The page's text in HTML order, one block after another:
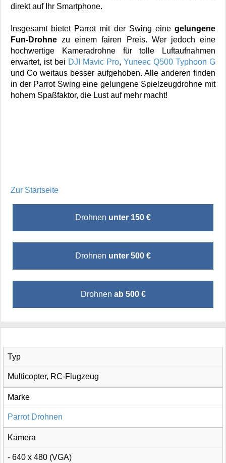
direkt auf Ihr Smartphone.
Insgesamt bietet Parrot mit der Swing eine gelungene
Fun-Drohne zu einem fairen Preis. Wer jedoch eine
hochwertige Kameradrohne für tolle Luftaufnahmen
erwartet, ist bei DJI Mavic Pro, Yuneec Q500 Typhoon G
und Co weitaus besser aufgehoben. Alle anderen finden
in der Parrot Swing eine gelungene Spielzeugdrohne mit
hohem Spaßfaktor, die Lust auf mehr macht!
Zur Startseite
Drohnen unter 150 €
Drohnen unter 500 €
Drohnen ab 500 €
Typ
Multicopter, RC-Flugzeug
Marke
Parrot Drohnen
Kamera
- 640 x 480 (VGA)